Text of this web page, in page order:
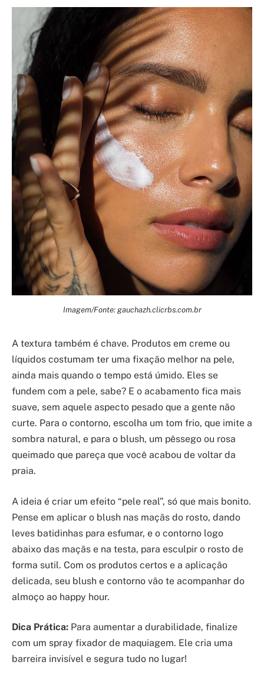
Imagem/Fonte: gauchazh.clicrbs.com.br
A textura também é chave. Produtos em creme ou
líquidos costumam ter uma fixação melhor na pele,
ainda mais quando o tempo está úmido. Eles se
fundem com a pele, sabe? E o acabamento fica mais
suave, sem aquele aspecto pesado que a gente não
curte. Para o contorno, escolha um tom frio, que imite a
sombra natural, e para o blush, um pêssego ou rosa
queimado que pareça que você acabou de voltar da
praia.
A ideia é criar um efeito “pele real”, só que mais bonito.
Pense em aplicar o blush nas maçãs do rosto, dando
leves batidinhas para esfumar, e o contorno logo
abaixo das maçãs e na testa, para esculpir o rosto de
forma sutil. Com os produtos certos e a aplicação
delicada, seu blush e contorno vão te acompanhar do
almoço ao happy hour.
Dica Prática: Para aumentar a durabilidade, finalize
com um spray fixador de maquiagem. Ele cria uma
barreira invisível e segura tudo no lugar!